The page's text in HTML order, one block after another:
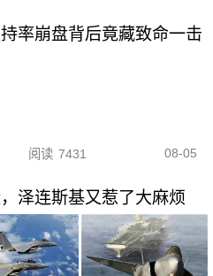
率崩盘背后竟藏致命一击
阅读 7431 08-05
泽连斯基又惹了大麻烦